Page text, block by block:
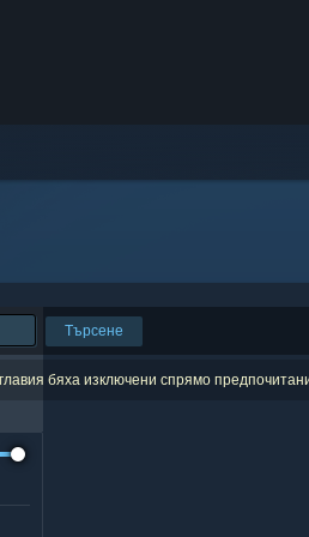
Търсене
бяха изключени спрямо